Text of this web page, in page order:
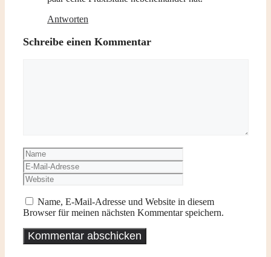
Antworten
Schreibe einen Kommentar
Name
Mail-
Adresse
Name, E-Mail-Adresse und Website in diesem
Browser für meinen nächsten Kommentar speichern.